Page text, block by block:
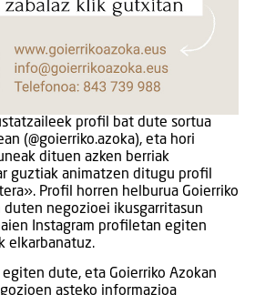
profil bat dute sortua
(@goierriko.azoka), eta hori
dituen azken berriak
guztiak animatzen ditugu profil
Profil horren helburua Goierriko
negozioei ikusgarritasun
Instagram profiletan egiten
elkarbanatuz.
dute, eta Goierriko Azokan
asteko informazioa